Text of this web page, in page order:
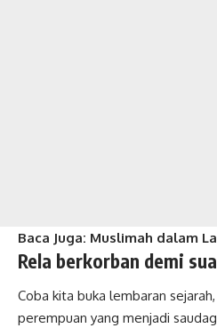
Baca Juga: Muslimah dalam
Rela berkorban demi
Coba kita buka lembaran
perempuan yang menjadi